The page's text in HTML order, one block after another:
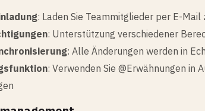
: Laden Sie Teammitglieder per E-Mail
: Unterstützung verschiedener
: Alle Änderungen werden in
: Verwenden Sie @Erwähnungen